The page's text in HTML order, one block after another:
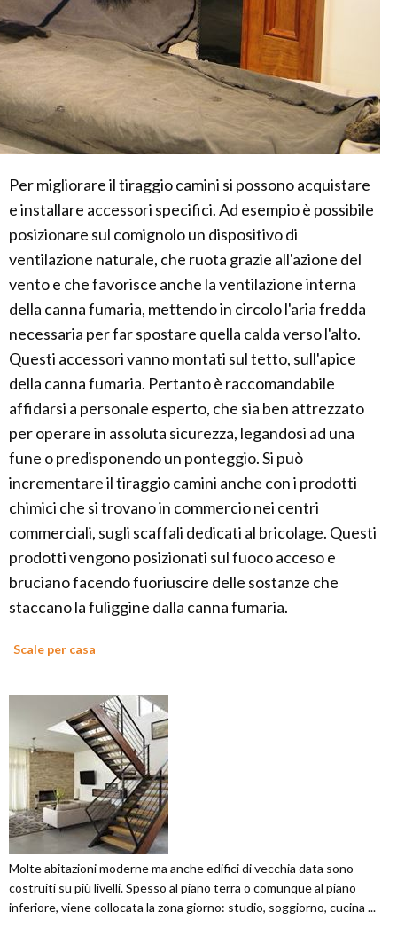
Per migliorare il tiraggio camini si possono acquistare
e installare accessori specifici. Ad esempio è possibile
posizionare sul comignolo un dispositivo di
ventilazione naturale, che ruota grazie all'azione del
vento e che favorisce anche la ventilazione interna
della canna fumaria, mettendo in circolo l'aria fredda
necessaria per far spostare quella calda verso l'alto.
Questi accessori vanno montati sul tetto, sull'apice
della canna fumaria. Pertanto è raccomandabile
affidarsi a personale esperto, che sia ben attrezzato
per operare in assoluta sicurezza, legandosi ad una
fune o predisponendo un ponteggio. Si può
incrementare il tiraggio camini anche con i prodotti
chimici che si trovano in commercio nei centri
commerciali, sugli scaffali dedicati al bricolage. Questi
prodotti vengono posizionati sul fuoco acceso e
bruciano facendo fuoriuscire delle sostanze che
staccano la fuliggine dalla canna fumaria.
Scale per casa
Molte abitazioni moderne ma anche edifici di vecchia data sono
costruiti su più livelli. Spesso al piano terra o comunque al piano
inferiore, viene collocata la zona giorno: studio, soggiorno, cucina ...